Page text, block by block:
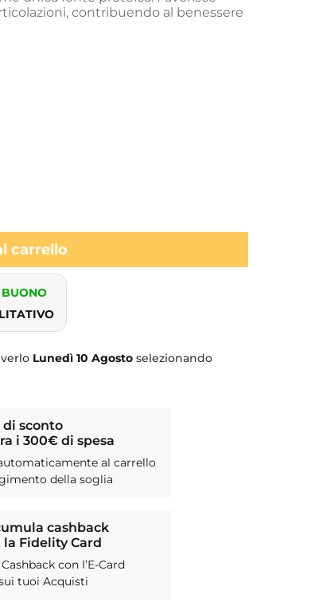
contribuendo al benessere
carrello
BUONO
Lunedì 10 Agostoselezionando
di sconto
i 300€ di spesa
al carrello
della soglia
cashback
la Fidelity Card
con l’E-Card
tuoi Acquisti